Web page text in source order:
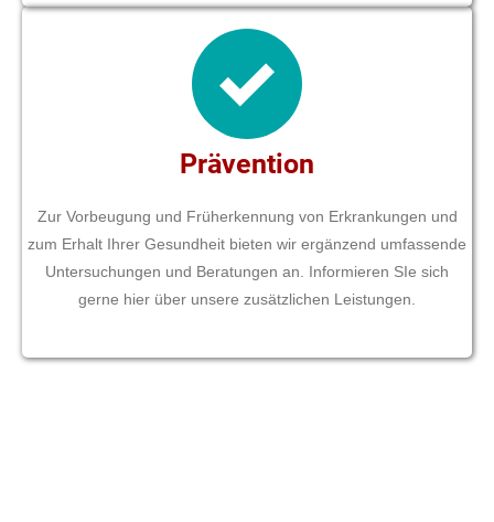
Prävention
Zur Vorbeugung und Früherkennung von Erkrankungen und
zum Erhalt Ihrer Gesundheit bieten wir ergänzend umfassende
Untersuchungen und Beratungen an. Informieren SIe sich
gerne hier über unsere zusätzlichen Leistungen.